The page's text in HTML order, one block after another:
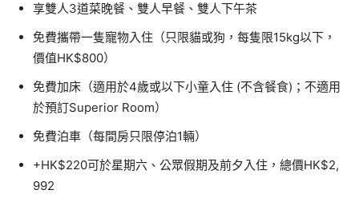
享雙人3道菜晚餐、雙人早餐、雙人下午茶
免費攜帶一隻寵物入住（只限貓或狗，每隻限15kg以下，
價值HK$800）
免費加床（適用於4歲或以下小童入住 (不含餐食) ；不適用
於預訂Superior Room）
免費泊車（每間房只限停泊1輛）
+HK$220可於星期六、公眾假期及前夕入住，總價HK$2,
992